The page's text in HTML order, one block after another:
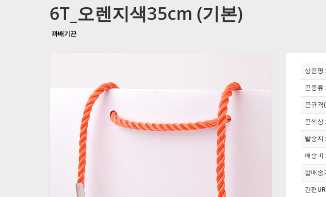
6T_오렌지색35cm (기본)
꽈배기끈
상품명 :
끈종류 :
끈규격
끈색상 :
발송지 :
배송비 :
합배송
간편